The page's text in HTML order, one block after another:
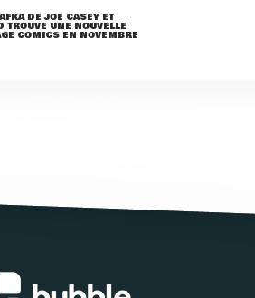
DE JOE CASEY ET
TROUVE UNE NOUVELLE
COMICS EN NOVEMBRE